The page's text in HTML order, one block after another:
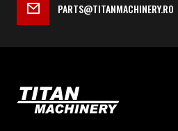
PARTS@TITANMACHINERY.RO